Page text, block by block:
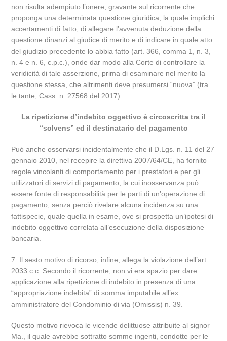
non risulta adempiuto l’onere, gravante sul ricorrente che
proponga una determinata questione giuridica, la quale implichi
accertamenti di fatto, di allegare l’avvenuta deduzione della
questione dinanzi al giudice di merito e di indicare in quale atto
del giudizio precedente lo abbia fatto (art. 366, comma 1, n. 3,
n. 4 e n. 6, c.p.c.), onde dar modo alla Corte di controllare la
veridicità di tale asserzione, prima di esaminare nel merito la
questione stessa, che altrimenti deve presumersi “nuova” (tra
le tante, Cass. n. 27568 del 2017).
La ripetizione d’indebito oggettivo è circoscritta tra il
“solvens” ed il destinatario del pagamento
Può anche osservarsi incidentalmente che il D.Lgs. n. 11 del 27
gennaio 2010, nel recepire la direttiva 2007/64/CE, ha fornito
regole vincolanti di comportamento per i prestatori e per gli
utilizzatori di servizi di pagamento, la cui inosservanza può
essere fonte di responsabilità per le parti di un’operazione di
pagamento, senza perciò rivelare alcuna incidenza su una
fattispecie, quale quella in esame, ove si prospetta un’ipotesi di
indebito oggettivo correlata all’esecuzione della disposizione
bancaria.
7. Il sesto motivo di ricorso, infine, allega la violazione dell’art.
2033 c.c. Secondo il ricorrente, non vi era spazio per dare
applicazione alla ripetizione di indebito in presenza di una
“appropriazione indebita” di somma imputabile all’ex
amministratore del Condominio di via (Omissis) n. 39.
Questo motivo rievoca le vicende delittuose attribuite al signor
Ma., il quale avrebbe sottratto somme ingenti, condotte per le